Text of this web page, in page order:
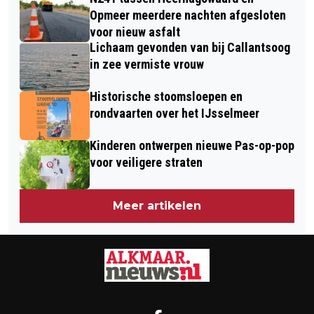
ONDER CONTROLE
VERZORGT ZOMERAVONDCONCERT
MET HUMORISTISCH TINTJE
Opmeer meerdere nachten afgesloten
voor nieuw asfalt
Lichaam gevonden van bij Callantsoog
in zee vermiste vrouw
Historische stoomsloepen en
rondvaarten over het IJsselmeer
Kinderen ontwerpen nieuwe Pas-op-pop
voor veiligere straten
Meer artikelen